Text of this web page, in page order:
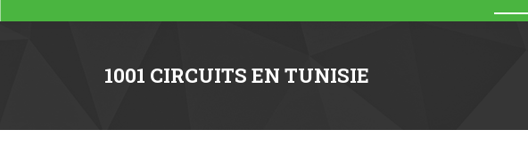
1001 CIRCUITS EN TUNISIE